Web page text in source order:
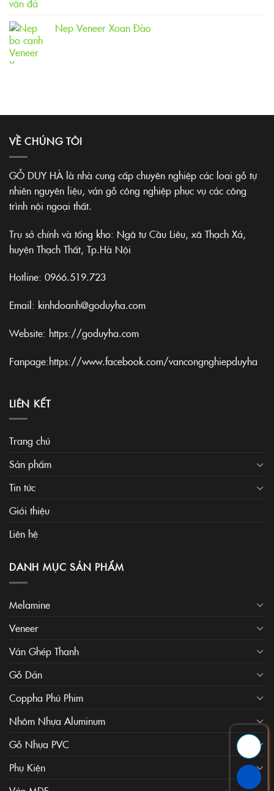
Nẹp Veneer Xoan Đào
VỀ CHÚNG TÔI
GỖ DUY HÀ là nhà cung cấp chuyên nghiệp các loại gỗ tự
nhiên nguyên liệu, ván gỗ công nghiệp phục vụ các công
trình nội ngoại thất.
Trụ sở chính và tổng kho: Ngã tư Cầu Liêu, xã Thạch Xá,
huyện Thạch Thất, Tp.Hà Nội
Hotline: 0966.519.723
Email: kinhdoanh@goduyha.com
Website: https://goduyha.com
Fanpage:https://www.facebook.com/vancongnghiepduyha
LIÊN KẾT
Trang chủ
Sản phẩm
Tin tức
Giới thiệu
Liên hệ
DANH MỤC SẢN PHẨM
Melamine
Veneer
Ván Ghép Thanh
Gỗ Dán
Coppha Phủ Phim
Nhôm Nhựa Aluminum
Gỗ Nhựa PVC
Phụ Kiện